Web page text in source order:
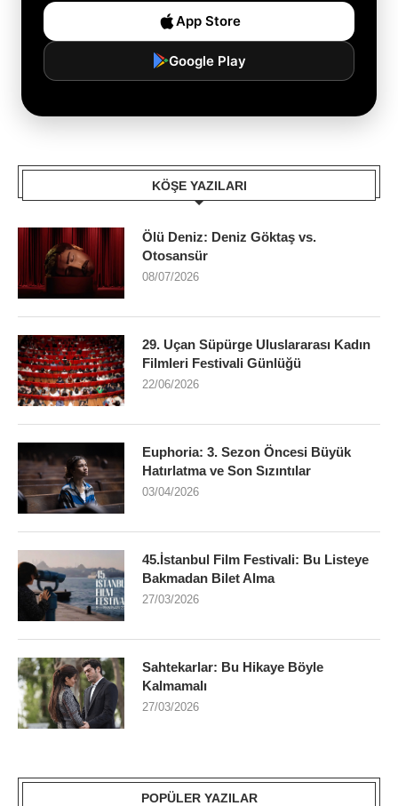
App Store
Google Play
KÖŞE YAZILARI
Ölü Deniz: Deniz Göktaş vs.
Otosansür
08/07/2026
29. Uçan Süpürge Uluslararası Kadın
Filmleri Festivali Günlüğü
22/06/2026
Euphoria: 3. Sezon Öncesi Büyük
Hatırlatma ve Son Sızıntılar
03/04/2026
45.İstanbul Film Festivali: Bu Listeye
Bakmadan Bilet Alma
27/03/2026
Sahtekarlar: Bu Hikaye Böyle
Kalmamalı
27/03/2026
POPÜLER YAZILAR